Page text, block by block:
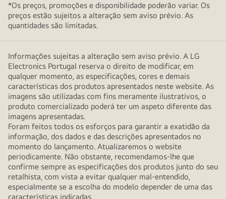
*Os preços, promoções e disponibilidade poderão variar. Os
preços estão sujeitos a alteração sem aviso prévio. As
quantidades são limitadas.
Informações sujeitas a alteração sem aviso prévio. A LG
Electronics Portugal reserva o direito de modificar, em
qualquer momento, as especificações, cores e demais
características dos produtos apresentados neste website. As
imagens são utilizadas com fins meramente ilustrativos, o
produto comercializado poderá ter um aspeto diferente das
imagens apresentadas.
Foram feitos todos os esforços para garantir a exatidão da
informação, dos dados e das descrições apresentados no
momento do lançamento. Atualizaremos o website
periodicamente. Não obstante, recomendamos-lhe que
confirme sempre as especificações dos produtos junto do seu
retalhista, com vista a evitar qualquer mal-entendido,
especialmente se a escolha do modelo depender de uma das
características indicadas.